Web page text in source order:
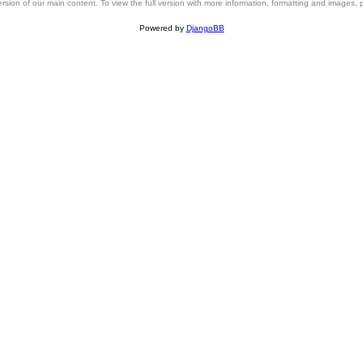
of our main content. To view the full version with more information, formatting and images,
Powered by DjangoBB